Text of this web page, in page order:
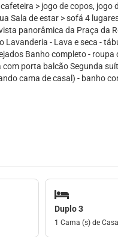
> jogo de copos, jogo
Sala de estar > sofá 4
panorâmica da Praça da
- Lava e seca -
Banho completo - roupa
porta balcão Segunda
cama de casal) - banho
Duplo 3
1 Cama (s) de